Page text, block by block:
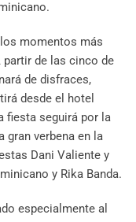
momentos más
partir de las cinco de
de disfraces,
desde el hotel
fiesta seguirá por la
gran verbena en la
Dani Valiente y
y Rika Banda.
especialmente al